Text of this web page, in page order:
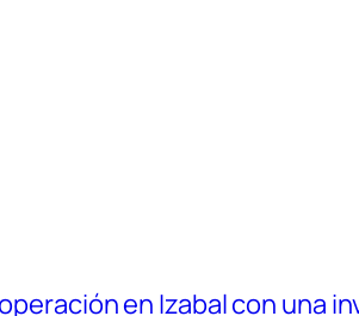
en Izabal con una